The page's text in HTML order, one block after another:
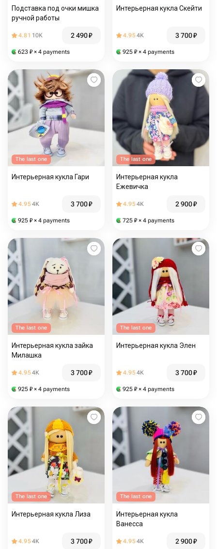
Подставка под очки мишка
ручной работы
4.81 10K 2 490₽
623 ₽ × 4 payments
Интерьерная кукла Скейти
4.954K 3 700₽
925 ₽ × 4 payments
The last one
Интерьерная кукла Гари
4.954K 3 700₽
925 ₽ × 4 payments
The last one
Интерьерная кукла
Ежевичка
4.954K 2 900₽
725 ₽ × 4 payments
The last one
Интерьерная кукла зайка
Милашка
4.954K 3 700₽
925 ₽ × 4 payments
The last one
Интерьерная кукла Элен
4.954K 3 700₽
925 ₽ × 4 payments
The last one
Интерьерная кукла Лиза
4.954K 3 700₽
The last one
Интерьерная кукла
Ванесса
4.954K 2 900₽